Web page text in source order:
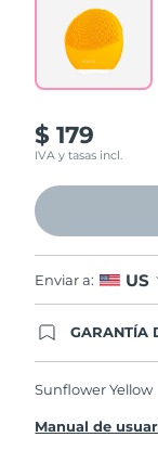
Same
page
link.
$ 179
IVA y tasas incl.
Enviar a: US
GARANTÍA
de tener
producto sin
Sunflower Yellow
Manual de